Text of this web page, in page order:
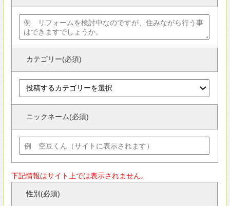
下記情報はサイト上では表示されません。
性別(必須)
男性 女性
生年月日(必須)
年 月 日
人気の暮らし方カテゴリー
シンプルモダンの家
外観が見たい